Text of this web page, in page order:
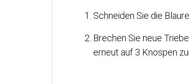
Schneiden Sie die
Brechen Sie neue
erneut auf 3 Knospen